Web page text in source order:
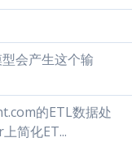
会产生这个输
的ETL数据处
简化ET...